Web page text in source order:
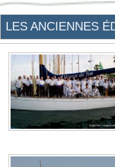
LES ANCIENNES